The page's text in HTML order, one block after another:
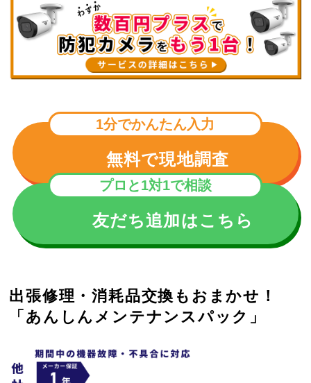
1分でかんたん入力
無料で現地調査
プロと1対1で相談
友だち追加はこちら
出張修理・消耗品交換もおまかせ！
「あんしんメンテナンスパック」